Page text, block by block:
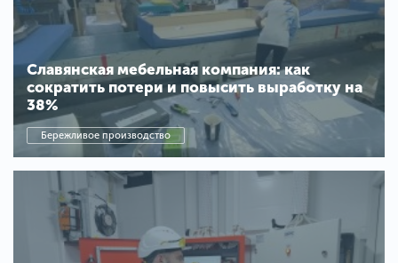
Славянская мебельная компания: как
сократить потери и повысить выработку на
38%
Бережливое производство